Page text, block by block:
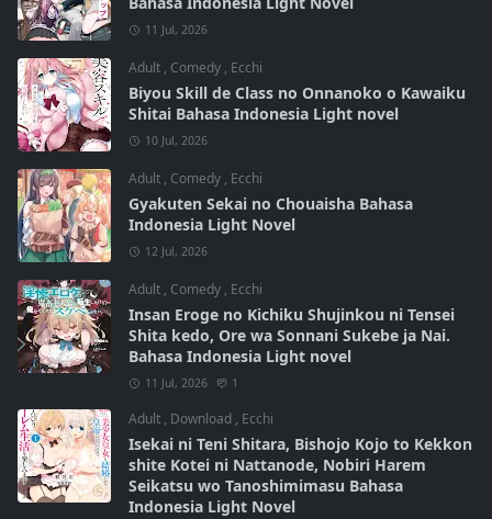
11 Jul, 2026
Adult , Comedy , Ecchi
Biyou Skill de Class no Onnanoko o Kawaiku
Shitai Bahasa Indonesia Light novel
10 Jul, 2026
Adult , Comedy , Ecchi
Gyakuten Sekai no Chouaisha Bahasa
Indonesia Light Novel
12 Jul, 2026
Adult , Comedy , Ecchi
Insan Eroge no Kichiku Shujinkou ni Tensei
Shita kedo, Ore wa Sonnani Sukebe ja Nai.
Bahasa Indonesia Light novel
11 Jul, 2026 1
Adult , Download , Ecchi
Isekai ni Teni Shitara, Bishojo Kojo to Kekkon
shite Kotei ni Nattanode, Nobiri Harem
Seikatsu wo Tanoshimimasu Bahasa
Indonesia Light Novel